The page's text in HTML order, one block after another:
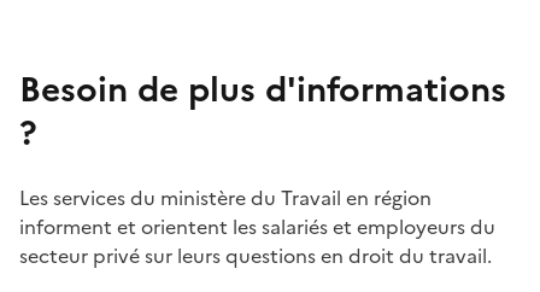
Besoin de plus d'informations
?
Les services du ministère du Travail en région
informent et orientent les salariés et employeurs du
secteur privé sur leurs questions en droit du travail.